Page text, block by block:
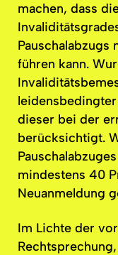
machen, dass
Pauschalabzugs
führen kann.
leidensbedingter
dieser bei der
berücksichtigt.
Pauschalabzuges
mindestens 40
Neuanmeldung
Im Lichte der
Rechtsprechung,